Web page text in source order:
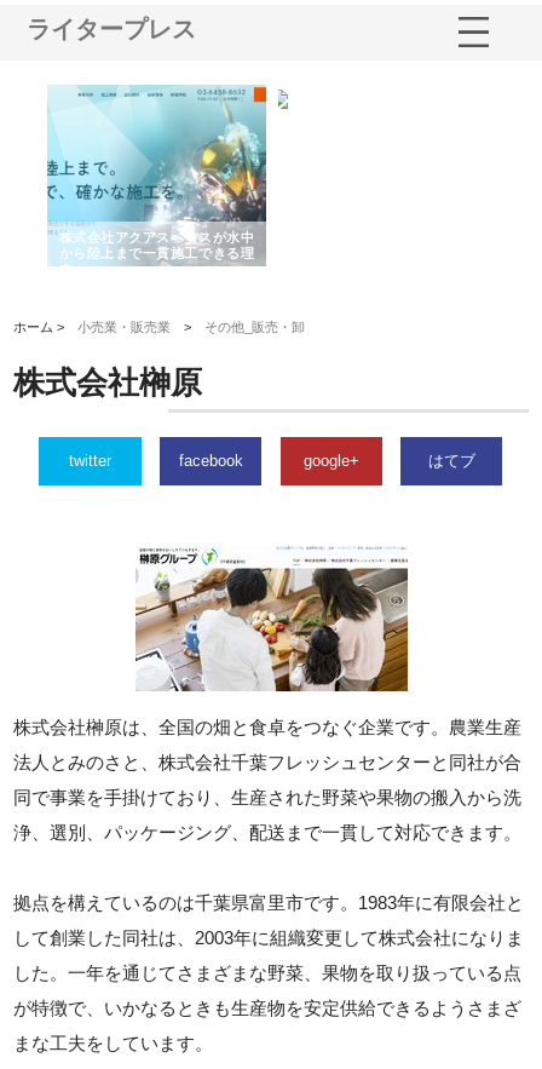
ライタープレス
株式会社アクアスペースが水中
から陸上まで一貫施工できる理
由
ホーム >小売業・販売業 > その他_販売・卸
株式会社榊原
twitter facebook google+ はてブ
株式会社榊原は、全国の畑と食卓をつなぐ企業です。農業生産
法人とみのさと、株式会社千葉フレッシュセンターと同社が合
同で事業を手掛けており、生産された野菜や果物の搬入から洗
浄、選別、パッケージング、配送まで一貫して対応できます。
拠点を構えているのは千葉県富里市です。1983年に有限会社と
して創業した同社は、2003年に組織変更して株式会社になりま
した。一年を通じてさまざまな野菜、果物を取り扱っている点
が特徴で、いかなるときも生産物を安定供給できるようさまざ
まな工夫をしています。